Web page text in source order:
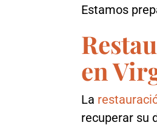
Estamos
en
La
recuperar su